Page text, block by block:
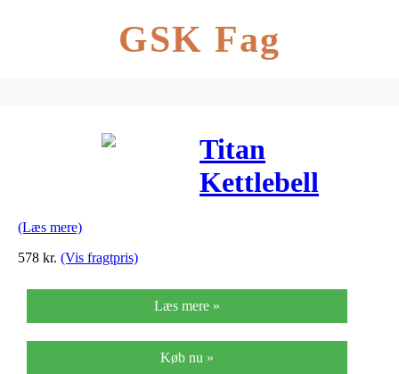
GSK Fag
Titan
Kettlebell
(Læs mere)
578 kr. (Vis fragtpris)
Læs mere »
Køb nu »